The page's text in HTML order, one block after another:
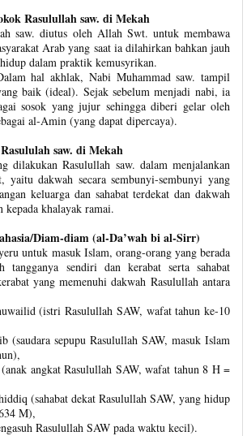
Rasulullah saw. di Mekah
saw. diutus oleh Allah Swt. untuk membawa
Arab yang saat ia dilahirkan bahkan jauh
dalam praktik kemusyrikan.
hal akhlak, Nabi Muhammad saw. tampil
baik (ideal). Sejak sebelum menjadi nabi, ia
sosok yang jujur sehingga diberi gelar oleh
al-Amin (yang dapat dipercaya).
saw. di Mekah
dilakukan Rasulullah saw. dalam menjalankan
yaitu dakwah secara sembunyi-sembunyi yang
keluarga dan sahabat terdekat dan dakwah
kepada khalayak ramai.
Diam-diam (al-Da’wah bi al-Sirr)
untuk masuk Islam, orang-orang yang berada
tangganya sendiri dan kerabat serta sahabat
yang memenuhi dakwah Rasulullah antara
(istri Rasulullah SAW, wafat tahun ke-10
sepupu Rasulullah SAW, masuk Islam
angkat Rasulullah SAW, wafat tahun 8 H =
(sahabat dekat Rasulullah SAW, yang hidup
M),
Rasulullah SAW pada waktu kecil).